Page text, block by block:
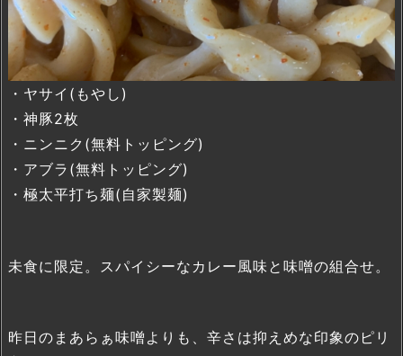
・ヤサイ(もやし)
・神豚2枚
・ニンニク(無料トッピング)
・アブラ(無料トッピング)
・極太平打ち麺(自家製麺)
未食に限定。スパイシーなカレー風味と味噌の組合せ。
昨日のまあらぁ味噌よりも、辛さは抑えめな印象のピリ